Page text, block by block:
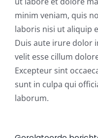
minim veniam, quis
laboris nisi ut aliquip
Duis aute irure dolor
velit esse cillum
Excepteur sint
sunt in culpa qui
laborum.